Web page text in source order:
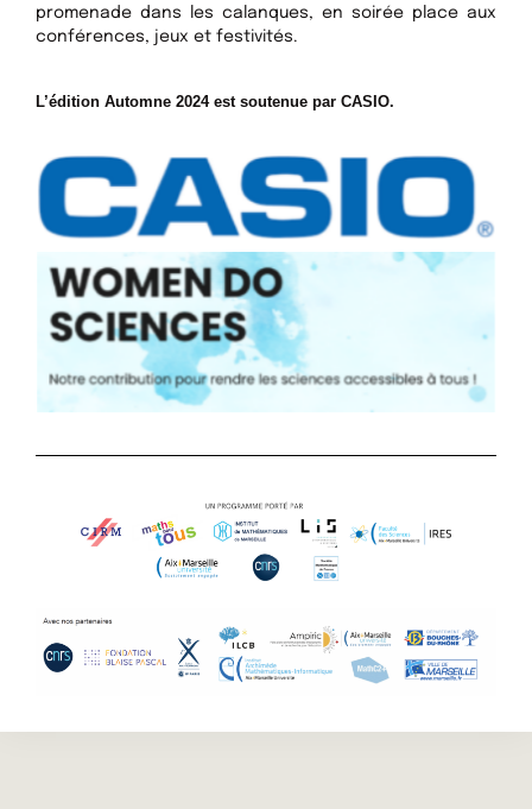
promenade dans les calanques, en soirée place aux
conférences, jeux et festivités.
L’édition Automne 2024 est soutenue par CASIO.